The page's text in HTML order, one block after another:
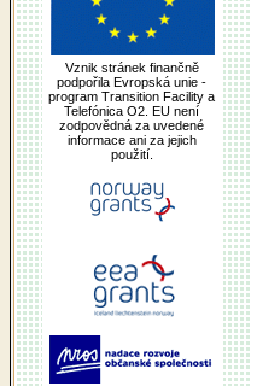
Vznik stránek finančně
podpořila Evropská unie -
program Transition Facility a
Telefónica O2. EU není
zodpovědná za uvedené
informace ani za jejich
použití.